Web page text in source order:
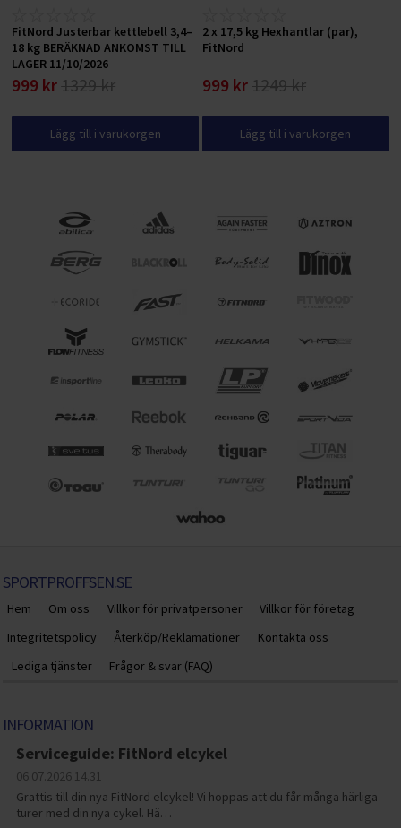
FitNord Justerbar kettlebell 3,4–
18 kg BERÄKNAD ANKOMST TILL
LAGER 11/10/2026
999 kr 1329 kr
Lägg till i varukorgen
2 x 17,5 kg Hexhantlar (par),
FitNord
999 kr1249 kr
Lägg till i varukorgen
SPORTPROFFSEN.SE
Hem Om oss Villkor för privatpersoner
Villkor för företag
Integritetspolicy
Återköp/Reklamationer
Kontakta oss
Lediga tjänster
Frågor & svar (FAQ)
INFORMATION
Serviceguide: FitNord elcykel
06.07.2026 14.31
Grattis till din nya FitNord elcykel! Vi hoppas att du får många härliga
turer med din nya cykel. Hä…